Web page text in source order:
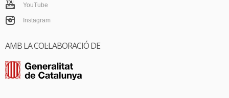
YouTube
Instagram
AMB LA COL·LABORACIÓ DE